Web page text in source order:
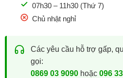
07h30 – 11h30 (Thứ 7)
Chủ nhật nghỉ
Các yêu cầu hỗ trợ gấp,
gọi:
0869 03 9090hoặc 096